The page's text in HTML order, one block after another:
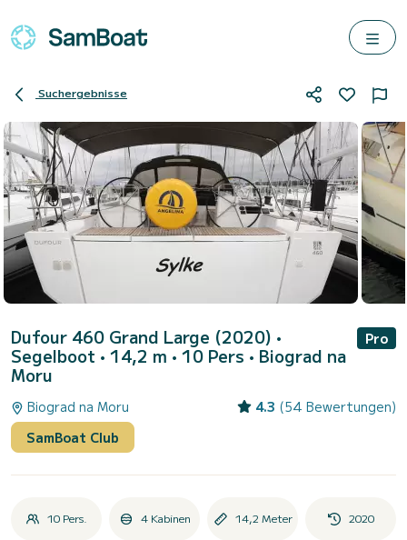
Suchergebnisse
Dufour 460 Grand Large (2020) •
Segelboot • 14,2 m • 10 Pers • Biograd na
Moru
Pro
Biograd na Moru 4.3 (54 Bewertungen)
SamBoat Club
10 Pers. 4 Kabinen 14,2 Meter 2020